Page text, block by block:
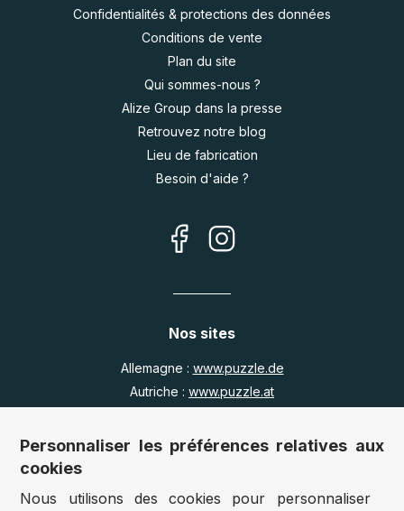
Confidentialités & protections des données
Conditions de vente
Plan du site
Qui sommes-nous ?
Alize Group dans la presse
Retrouvez notre blog
Lieu de fabrication
Besoin d'aide ?
Nos sites
Allemagne : www.puzzle.de
Autriche : www.puzzle.at
Royaume Uni :
www.jigsawpuzzle.co.uk
Accès revendeurs / détaillants
Personnaliser les préférences relatives aux
cookies
Nous utilisons des cookies pour personnaliser